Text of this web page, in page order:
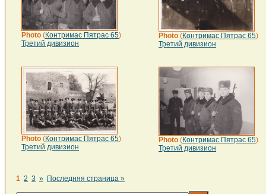
Photo (Контримас Пятрас 65)
Третий дивизион
Photo (Контримас Пятрас 65)
Третий дивизион
Photo (Контримас Пятрас 65)
Третий дивизион
Photo (Контримас Пятрас 65)
Третий дивизион
1 2 3 » Последняя страница »